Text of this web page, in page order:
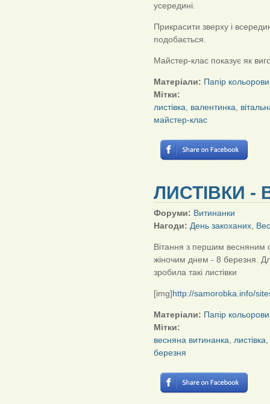
усередині.
Прикрасити зверху і
подобається.
Майстер-клас показує як
Матеріали: Папір
Мітки:
листівка
валентинка
майстер-клас
ЛИСТІВКИ -
Форуми: Витинанки
Нагоди: День закоханих
Вітання з першим весняним
жіночим днем - 8 березня.
зробила такі листівки
[img]http://samorobka.info/
Матеріали: Папір
Мітки:
весняна витинанка
листівка
березня